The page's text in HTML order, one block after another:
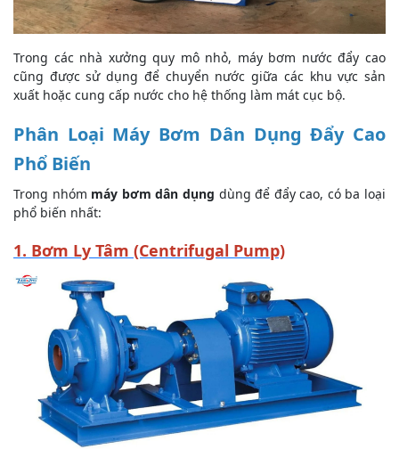
Trong các nhà xưởng quy mô nhỏ, máy bơm nước đẩy cao
cũng được sử dụng để chuyển nước giữa các khu vực sản
xuất hoặc cung cấp nước cho hệ thống làm mát cục bộ.
Phân Loại Máy Bơm Dân Dụng Đẩy Cao
Phổ Biến
Trong nhóm máy bơm dân dụng dùng để đẩy cao, có ba loại
phổ biến nhất:
1. Bơm Ly Tâm (Centrifugal Pump)